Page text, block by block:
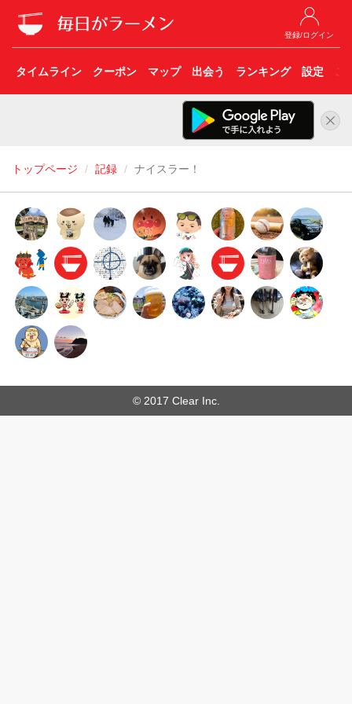
登録/ログイン
タイムライン クーポン マップ 出会う ランキング 設定 こ
トップページ 記録 ナイスラー！
© 2017 Clear Inc.